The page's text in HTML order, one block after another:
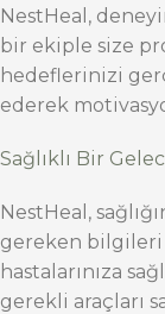
NestHeal,
bir ekiple size
hedeflerinizi
ederek
Sağlıklı Bir
NestHeal,
gereken bilgileri
hastalarınıza
gerekli araçları